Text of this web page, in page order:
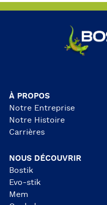
À PROPOS
Notre Entreprise
Notre Histoire
Carrières
NOUS DÉCOUVRIR
Bostik
Evo-stik
Mem